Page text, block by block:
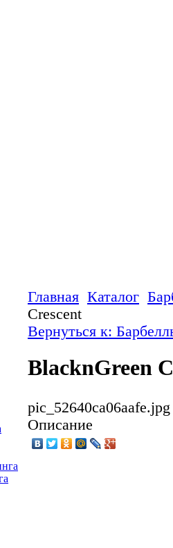
Главная Каталог
Crescent
Вернуться к:
BlacknGreen
pic_52640ca06aafe.jpg
Описание